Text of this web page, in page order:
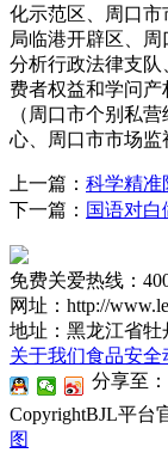
化示范区、周口
局临港开辟区、
分析行政法律支
费者权益和学问
（周口市个别私
心、周口市市场监
上一篇： 科学精准
下一篇： 国语对白
免费关爱热线：
网址：http://
地址：黑龙江省
关于我们食品安全
分享至：
CopyrightBJL平台
图